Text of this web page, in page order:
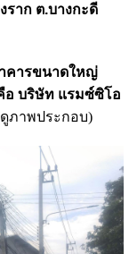
ราก ต.บางกะดี
าคารขนาดใหญ่
อ บริษัท แรมซ์ซิโอ
ภาพประกอบ)